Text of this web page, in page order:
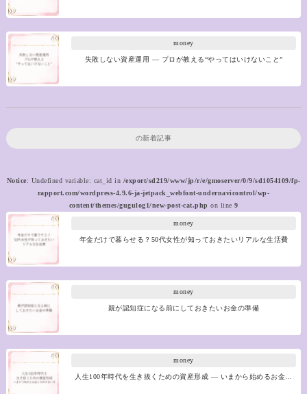
money
失敗しない資産運用 ― プロが教える“やってはいけないこと”
の新着記事
Notice: Undefined variable: cat_id in /export/sd219/www/jp/r/e/gmoserver/0/9/sd1054109/fp-
rapport.com/wordpress-4.9.6-ja-jetpack_webfont-undernavicontrol/wp-
content/themes/gugulog1/new-post-cat.php on line 9
money
年金だけで暮らせる？50代女性が知っておきたいリアルな生活費
money
親が認知症になる前にしておきたいお金の準備
money
人生100年時代を生き抜くための資産形成 ― いまから始めるお金…